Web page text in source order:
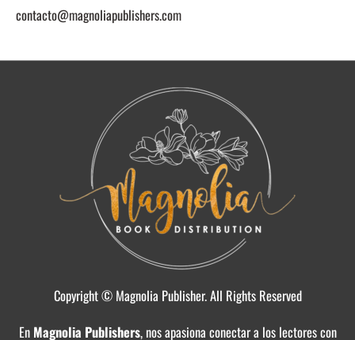
contacto@magnoliapublishers.com
Copyright © Magnolia Publisher. All Rights Reserved
En Magnolia Publishers, nos apasiona conectar a los lectores con